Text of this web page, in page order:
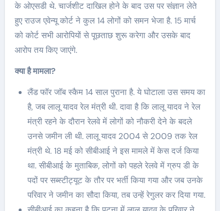
के ओएसडी थे. चार्जशीट दाखिल होने के बाद उस पर संज्ञान लेते
हुए राउज एवेन्यू कोर्ट ने कुल 14 लोगों को समन भेजा है. 15 मार्च
को कोर्ट सभी आरोपियों से पूछताछ शुरू करेगा और उसके बाद
आरोप तय किए जाएंगे.
क्या है मामला?
लैंड फॉर जॉब स्कैम 14 साल पुराना है. ये घोटाला उस समय का
है, जब लालू यादव रेल मंत्री थी. दावा है कि लालू यादव ने रेल
मंत्री रहने के दौरान रेलवे में लोगों को नौकरी देने के बदले
उनसे जमीन ली थी. लालू यादव 2004 से 2009 तक रेल
मंत्री थे. 18 मई को सीबीआई ने इस मामले में केस दर्ज किया
था. सीबीआई के मुताबिक, लोगों को पहले रेलवे में ग्रुप डी के
पदों पर सब्स्टीट्यूट के तौर पर भर्ती किया गया और जब उनके
परिवार ने जमीन का सौदा किया, तब उन्हें रेगुलर कर दिया गया.